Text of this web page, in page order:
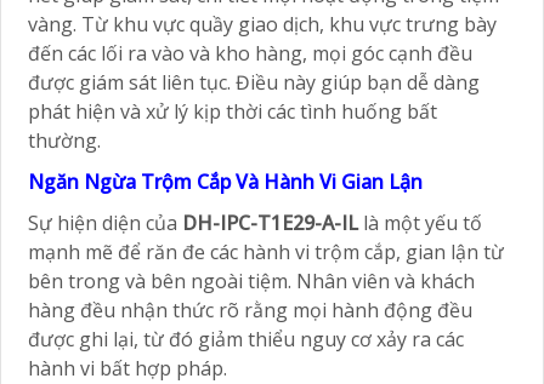
vàng. Từ khu vực quầy giao dịch, khu vực trưng bày
đến các lối ra vào và kho hàng, mọi góc cạnh đều
được giám sát liên tục. Điều này giúp bạn dễ dàng
phát hiện và xử lý kịp thời các tình huống bất
thường.
Ngăn Ngừa Trộm Cắp Và Hành Vi Gian Lận
Sự hiện diện của DH-IPC-T1E29-A-ILlà một yếu tố
mạnh mẽ để răn đe các hành vi trộm cắp, gian lận từ
bên trong và bên ngoài tiệm. Nhân viên và khách
hàng đều nhận thức rõ rằng mọi hành động đều
được ghi lại, từ đó giảm thiểu nguy cơ xảy ra các
hành vi bất hợp pháp.